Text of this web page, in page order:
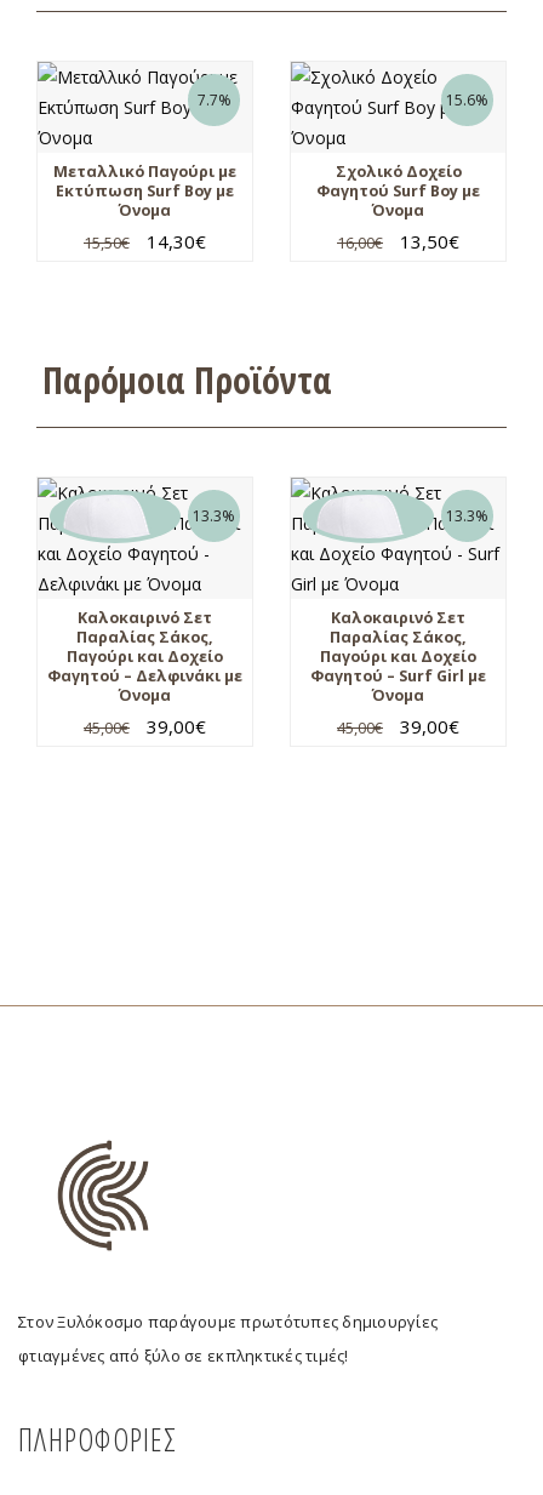
7.7%
Μεταλλικό Παγούρι με
Εκτύπωση Surf Boy με
Όνομα
15,50€ 14,30€
15.6%
Σχολικό Δοχείο
Φαγητού Surf Boy με
Όνομα
16,00€ 13,50€
Παρόμοια Προϊόντα
13.3%
Καλοκαιρινό Σετ
Παραλίας Σάκος,
Παγούρι και Δοχείο
Φαγητού – Δελφινάκι με
Όνομα
45,00€ 39,00€
13.3%
Καλοκαιρινό Σετ
Παραλίας Σάκος,
Παγούρι και Δοχείο
Φαγητού – Surf Girl με
Όνομα
45,00€ 39,00€
Στον Ξυλόκοσμο παράγουμε πρωτότυπες δημιουργίες
φτιαγμένες από ξύλο σε εκπληκτικές τιμές!
ΠΛΗΡΟΦΟΡΙΕΣ